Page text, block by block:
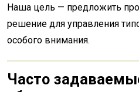
Наша цель — предложить
решение для управления
особого внимания.
Часто